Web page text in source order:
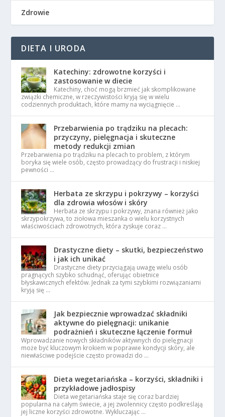
Zdrowie
DIETA I URODA
Katechiny: zdrowotne korzyści i
zastosowanie w diecie
Katechiny, choć mogą brzmieć jak skomplikowane
związki chemiczne, w rzeczywistości kryją się w wielu
codziennych produktach, które mamy na wyciągnięcie …
Przebarwienia po trądziku na plecach:
przyczyny, pielęgnacja i skuteczne
metody redukcji zmian
Przebarwienia po trądziku na plecach to problem, z którym
boryka się wiele osób, często prowadzący do frustracji i niskiej
pewności …
Herbata ze skrzypu i pokrzywy – korzyści
dla zdrowia włosów i skóry
Herbata ze skrzypu i pokrzywy, znana również jako
skrzypokrzywa, to ziołowa mieszanka o wielu korzystnych
właściwościach zdrowotnych, która zyskuje coraz …
Drastyczne diety – skutki, bezpieczeństwo
i jak ich unikać
Drastyczne diety przyciągają uwagę wielu osób
pragnących szybko schudnąć, oferując obietnice
błyskawicznych efektów. Jednak za tymi szybkimi rozwiązaniami
kryją się …
Jak bezpiecznie wprowadzać składniki
aktywne do pielęgnacji: unikanie
podrażnień i skuteczne łączenie formuł
Wprowadzanie nowych składników aktywnych do pielęgnacji
może być kluczowym krokiem w poprawie kondycji skóry, ale
niewłaściwe podejście często prowadzi do …
Dieta wegetariańska – korzyści, składniki i
przykładowe jadłospisy
Dieta wegetariańska staje się coraz bardziej
popularna na całym świecie, a jej zwolennicy często podkreślają
jej liczne korzyści zdrowotne. Wykluczając …